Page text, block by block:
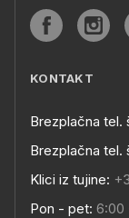
KONTAKT
Brezplačna tel.
Brezplačna tel.
Klici iz tujine:
Pon - pet: 6:00